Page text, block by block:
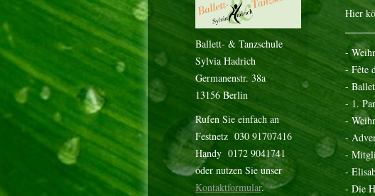
Hier
-
- Fête
-
- 1.
-
-
-
-
- Die
Ballett- & Tanzschule
Sylvia Hadrich
Germanenstr. 38a
13156 Berlin
Rufen Sie einfach an
Festnetz 030 91707416
Handy 0172 9041741
oder nutzen Sie unser
Kontaktformular.